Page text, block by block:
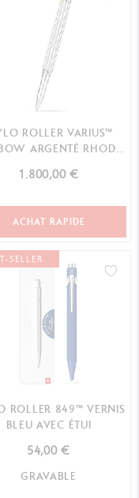
ROLLER VARIUS™
ARGENTÉ RHODIÉ
1.800,00 €
ACHAT RAPIDE
SELLER
ROLLER 849™ VERNIS
BLEU AVEC ÉTUI
54,00 €
GRAVABLE